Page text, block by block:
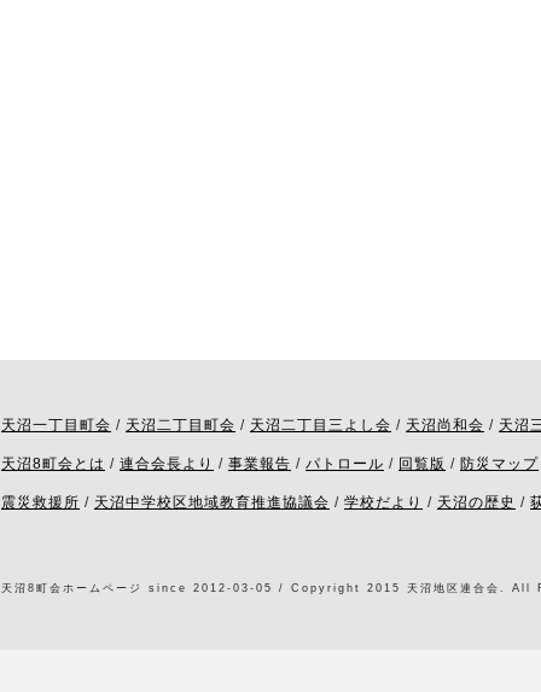
天沼一丁目町会 / 天沼二丁目町会 / 天沼二丁目三よし会 / 天沼尚和会 / 天沼
天沼8町会とは / 連合会長より / 事業報告 / パトロール / 回覧版 / 防災マップ
震災救援所 / 天沼中学校区地域教育推進協議会 / 学校だより / 天沼の歴史 /
天沼8町会ホームページ since 2012-03-05 / Copyright 2015 天沼地区連合会.